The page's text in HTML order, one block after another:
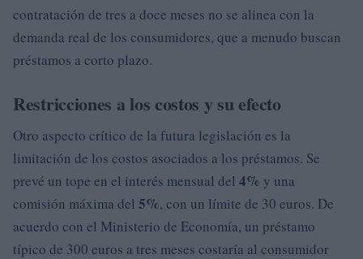
contratación de tres a doce meses no se alinea con la
demanda real de los consumidores, que a menudo buscan
préstamos a corto plazo.
Restricciones a los costos y su efecto
Otro aspecto crítico de la futura legislación es la
limitación de los costos asociados a los préstamos. Se
prevé un tope en el interés mensual del 4% y una
comisión máxima del 5%, con un límite de 30 euros. De
acuerdo con el Ministerio de Economía, un préstamo
típico de 300 euros a tres meses costaría al consumidor